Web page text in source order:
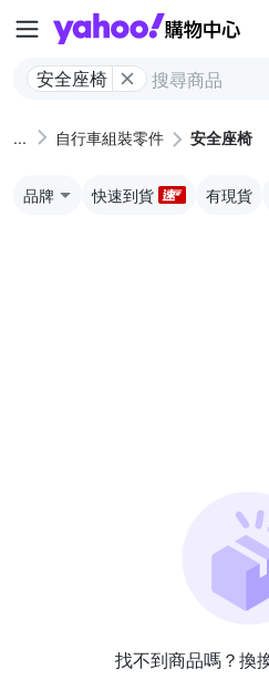
安全座椅
自行車組裝零件 安全座椅
品牌 快速到貨 有現貨
找不到商品嗎？換